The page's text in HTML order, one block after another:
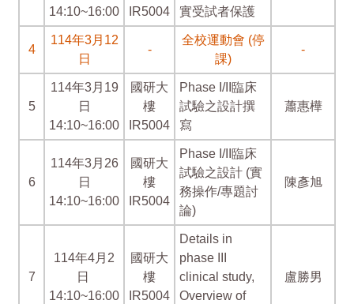
14:10~16:00
IR5004
實受試者保護
4
114年3月12
日
-
全校運動會 (停
課)
-
5
114年3月19
日
14:10~16:00
國研大
樓
IR5004
Phase I/II臨床
試驗之設計撰
寫
蕭惠樺
6
114年3月26
日
14:10~16:00
國研大
樓
IR5004
Phase I/II臨床
試驗之設計 (實
務操作/專題討
論)
陳彥旭
7
114年4月2
日
14:10~16:00
國研大
樓
IR5004
Details in
phase III
clinical study,
Overview of
盧勝男